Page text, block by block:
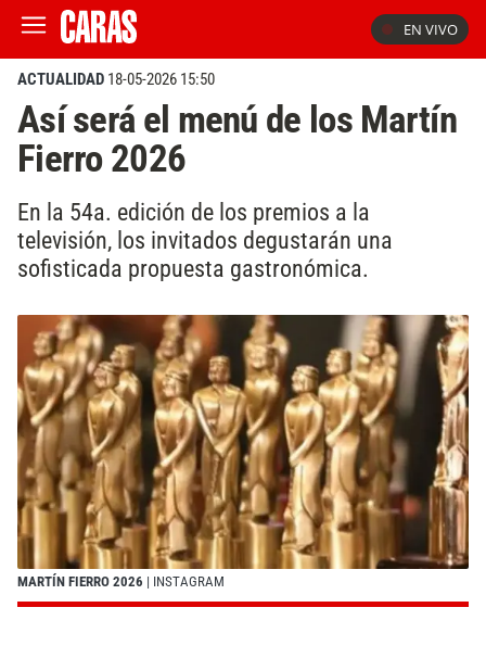
EN VIVO
ACTUALIDAD 18-05-2026 15:50
Así será el menú de los Martín
Fierro 2026
En la 54a. edición de los premios a la
televisión, los invitados degustarán una
sofisticada propuesta gastronómica.
MARTÍN FIERRO 2026 | INSTAGRAM